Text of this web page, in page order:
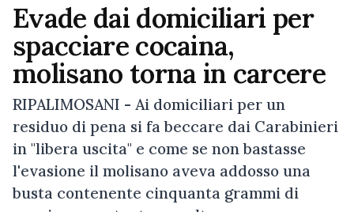
Evade dai domiciliari per
spacciare cocaina,
molisano torna in carcere
RIPALIMOSANI - Ai domiciliari per un
residuo di pena si fa beccare dai Carabinieri
in "libera uscita" e come se non bastasse
l'evasione il molisano aveva addosso una
busta contenente cinquanta grammi di